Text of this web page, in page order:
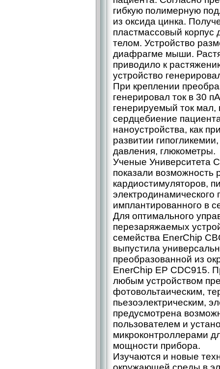
гибкую полимерную
из оксида цинка.
пластмассовый корпус
телом. Устройство
диафрагме мыши.
приводило к
устройство
При креплении
генерировал ток в 30
генерируемый ток мал,
сердцебиение
наноустройства, как
развитии
давления, глюкометры.
Ученые Университета
показали
кардиостимуляторов,
электродинамического
имплантированного в
Для оптимального
перезаряжаемых
семейства EnerChip
выпустила
преобразованной из
EnerChip EP CDC915.
любым устройством
фотовольтаическим,
пьезоэлектрическим,
предусмотрена
пользователем и
микроконтроллерами
мощности прибора.
Изучаются и новые